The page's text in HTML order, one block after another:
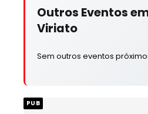
Outros Eventos
Viriato
Sem outros eventos
PUB